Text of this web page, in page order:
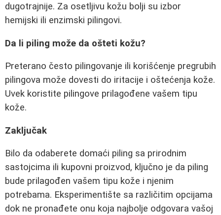
dugotrajnije. Za osetljivu kožu bolji su izbor
hemijski ili enzimski pilingovi.
Da li piling može da ošteti kožu?
Preterano često pilingovanje ili korišćenje pregrubih
pilingova može dovesti do iritacije i oštećenja kože.
Uvek koristite pilingove prilagođene vašem tipu
kože.
Zaključak
Bilo da odaberete domaći piling sa prirodnim
sastojcima ili kupovni proizvod, ključno je da piling
bude prilagođen vašem tipu kože i njenim
potrebama. Eksperimentište sa različitim opcijama
dok ne pronađete onu koja najbolje odgovara vašoj